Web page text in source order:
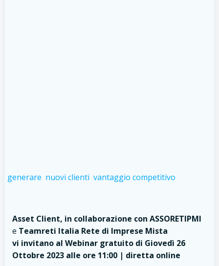
generare nuovi clienti vantaggio competitivo
Asset Client, in collaborazione con ASSORETIPMI
e Teamreti Italia Rete di Imprese Mista
vi invitano al Webinar gratuito di Giovedì 26
Ottobre 2023 alle ore 11:00 | diretta online